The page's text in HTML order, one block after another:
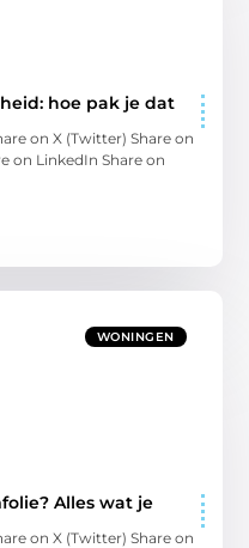
hoe pak je dat
on X (Twitter) Share on
on LinkedIn Share on
WONINGEN
Alles wat je
on X (Twitter) Share on